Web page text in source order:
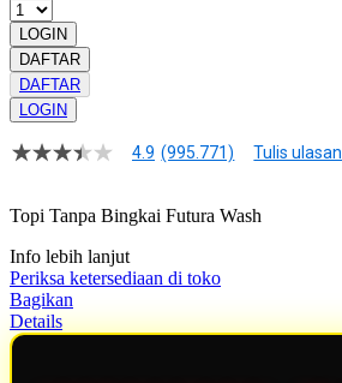
LOGIN
DAFTAR
DAFTAR
LOGIN
4.9
bintang,
rating
rata-
rata.
Read
13
4.9 (995.771) Tulis ulasan
Topi Tanpa Bingkai Futura Wash
Info lebih lanjut
Periksa ketersediaan di toko
Bagikan
Details